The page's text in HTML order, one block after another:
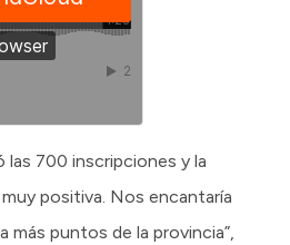
las 700 inscripciones y la
positiva. Nos encantaría
más puntos de la provincia”,